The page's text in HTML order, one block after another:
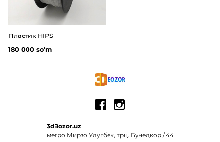
Пластик HIPS
180 000 so'm
3dBozor.uz
метро Мирзо Улугбек, трц. Бунедкор / 44